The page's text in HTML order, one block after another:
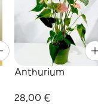
Anthurium
28,00 €